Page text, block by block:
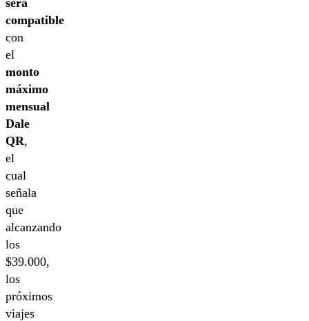
será
compatible
con
el
monto
máximo
mensual
Dale
QR,
el
cual
señala
que
alcanzando
los
$39.000,
los
próximos
viajes